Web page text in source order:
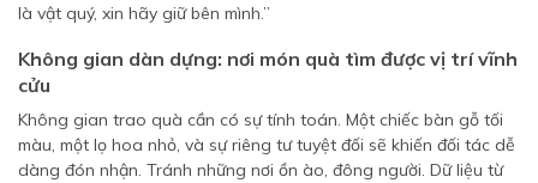
là vật quý, xin hãy giữ bên mình.”
Không gian dàn dựng: nơi món quà tìm được vị trí vĩnh
cửu
Không gian trao quà cần có sự tính toán. Một chiếc bàn gỗ tối
màu, một lọ hoa nhỏ, và sự riêng tư tuyệt đối sẽ khiến đối tác dễ
dàng đón nhận. Tránh những nơi ồn ào, đông người. Dữ liệu từ